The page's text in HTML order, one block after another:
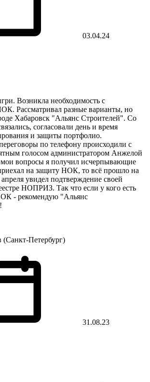
03.04.24
Возникла необходимость с
Рассматривал разные варианты, но
Хабаровск "Альянс Строителей". Со
согласовали день и время
и защиты портфолио.
по телефону происходили с
голосом администратором Анжелой
вопросы я получил исчерпывающие
на защиту НОК, то всё прошло на
увидел подтверждение своей
НОПРИЗ. Так что если у кого есть
- рекомендую "Альянс
Петербург)
31.08.23